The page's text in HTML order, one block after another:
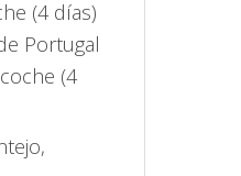
(4 días)